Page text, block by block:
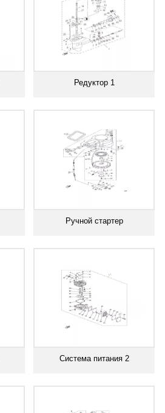
Редуктор 1
Ручной стартер
Система питания 2